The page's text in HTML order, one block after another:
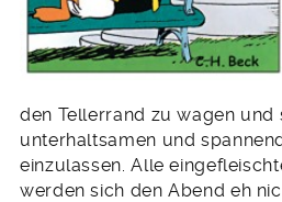
den Tellerrand zu wagen und
unterhaltsamen und
einzulassen. Alle
werden sich den Abend eh